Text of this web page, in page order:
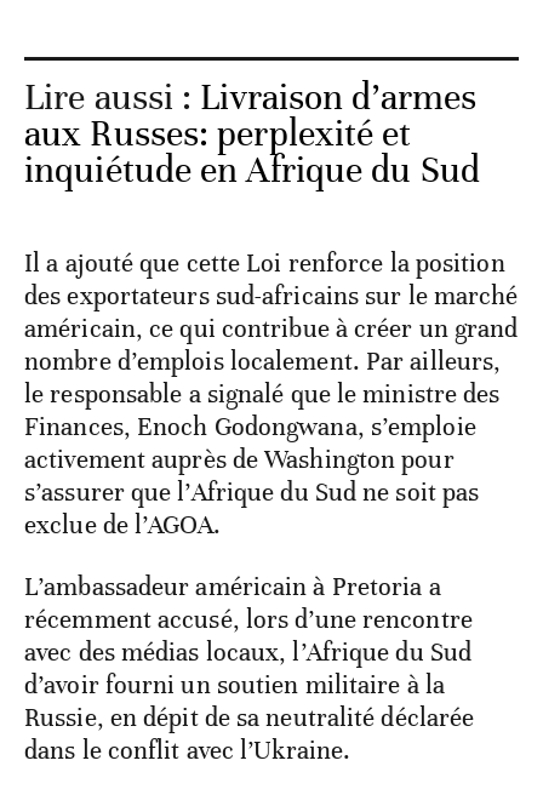
Lire aussi : Livraison d’armes
aux Russes: perplexité et
inquiétude en Afrique du Sud
Il a ajouté que cette Loi renforce la position
des exportateurs sud-africains sur le marché
américain, ce qui contribue à créer un grand
nombre d’emplois localement. Par ailleurs,
le responsable a signalé que le ministre des
Finances, Enoch Godongwana, s’emploie
activement auprès de Washington pour
s’assurer que l’Afrique du Sud ne soit pas
exclue de l’AGOA.
L’ambassadeur américain à Pretoria a
récemment accusé, lors d’une rencontre
avec des médias locaux, l’Afrique du Sud
d’avoir fourni un soutien militaire à la
Russie, en dépit de sa neutralité déclarée
dans le conflit avec l’Ukraine.